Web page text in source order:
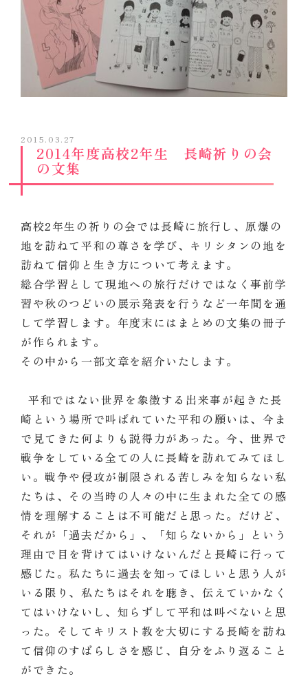
2015.03.27
2014年度高校2年生 長崎祈りの会
の文集
高校2年生の祈りの会では長崎に旅行し、原爆の
地を訪ねて平和の尊さを学び、キリシタンの地を
訪ねて信仰と生き方について考えます。
総合学習として現地への旅行だけではなく事前学
習や秋のつどいの展示発表を行うなど一年間を通
して学習します。年度末にはまとめの文集の冊子
が作られます。
その中から一部文章を紹介いたします。
平和ではない世界を象徴する出来事が起きた長
崎という場所で叫ばれていた平和の願いは、今ま
で見てきた何よりも説得力があった。今、世界で
戦争をしている全ての人に長崎を訪れてみてほし
い。戦争や侵攻が制限される苦しみを知らない私
たちは、その当時の人々の中に生まれた全ての感
情を理解することは不可能だと思った。だけど、
それが「過去だから」、「知らないから」という
理由で目を背けてはいけないんだと長崎に行って
感じた。私たちに過去を知ってほしいと思う人が
いる限り、私たちはそれを聴き、伝えていかなく
てはいけないし、知らずして平和は叫べないと思
った。そしてキリスト教を大切にする長崎を訪ね
て信仰のすばらしさを感じ、自分をふり返ること
ができた。